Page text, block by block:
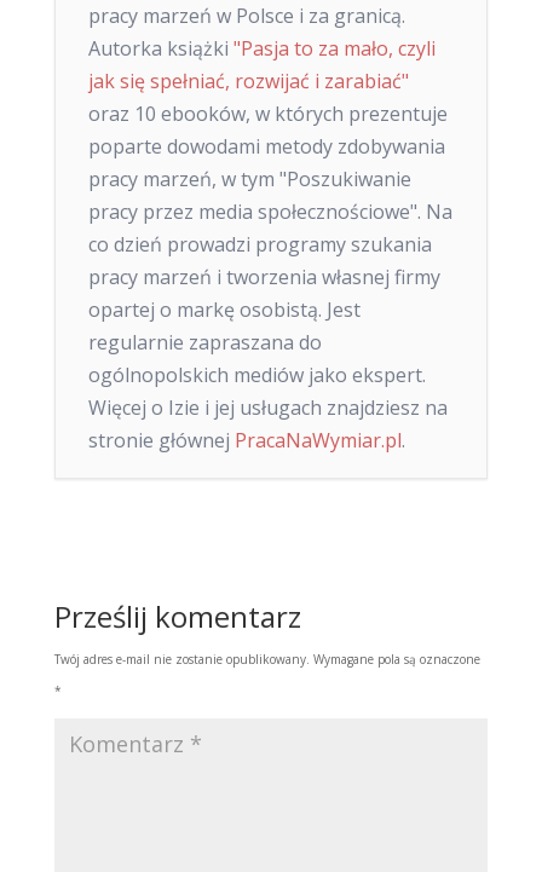
pracy marzeń w Polsce i za granicą.
Autorka książki "Pasja to za mało, czyli
jak się spełniać, rozwijać i zarabiać"
oraz 10 ebooków, w których prezentuje
poparte dowodami metody zdobywania
pracy marzeń, w tym "Poszukiwanie
pracy przez media społecznościowe". Na
co dzień prowadzi programy szukania
pracy marzeń i tworzenia własnej firmy
opartej o markę osobistą. Jest
regularnie zapraszana do
ogólnopolskich mediów jako ekspert.
Więcej o Izie i jej usługach znajdziesz na
stronie głównej PracaNaWymiar.pl.
Prześlij komentarz
Twój adres e-mail nie zostanie opublikowany. Wymagane pola są oznaczone
*